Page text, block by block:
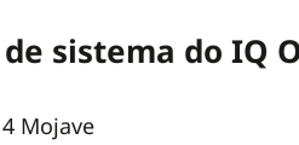
sistema do IQ
Mojave